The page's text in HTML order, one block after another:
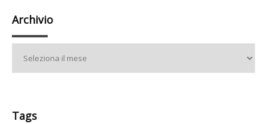
Archivio
Tags